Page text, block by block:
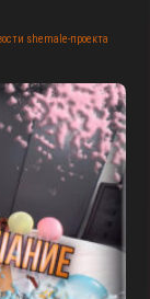
shemale-проекта